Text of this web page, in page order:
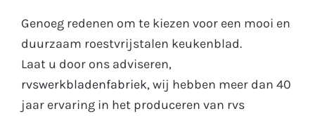
Genoeg redenen om te kiezen voor een mooi en
duurzaam roestvrijstalen keukenblad.
Laat u door ons adviseren,
rvswerkbladenfabriek,wij hebben meer dan 40
jaar ervaring in het produceren van rvs